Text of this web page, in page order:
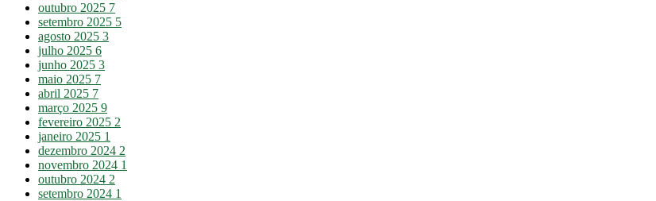
outubro 2025 7
setembro 2025 5
agosto 2025 3
julho 2025 6
junho 2025 3
maio 2025 7
abril 2025 7
março 2025 9
fevereiro 2025 2
janeiro 2025 1
dezembro 2024 2
novembro 2024 1
outubro 2024 2
setembro 2024 1